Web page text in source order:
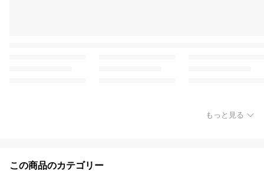
もっと見る
この商品のカテゴリー